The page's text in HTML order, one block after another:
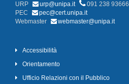
URP
urp@unipa.it
091 238 93666
PEC
pec@cert.unipa.it
Webmaster
webmaster@unipa.it
Accessibilità
Orientamento
Ufficio Relazioni con il Pubblico